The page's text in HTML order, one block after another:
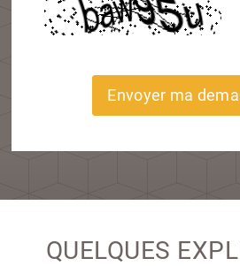
Envoyer ma
QUELQUES